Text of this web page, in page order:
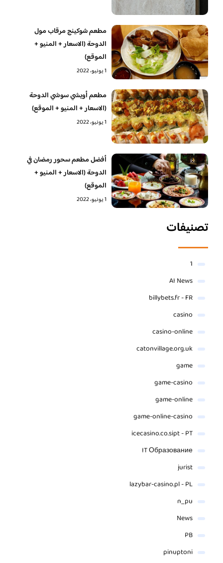
مطعم شوكينج مرقاب مول
الدوحة (الاسعار + المنيو +
الموقع)
1 يونيو، 2022
مطعم أويشي سوشي الدوحة
(الاسعار + المنيو + الموقع)
1 يونيو، 2022
أفضل مطعم سحور رمضان في
الدوحة (الاسعار + المنيو +
الموقع)
1 يونيو، 2022
تصنيفات
1
AI News
billybets.fr - FR
casino
casino-online
catonvillage.org.uk
game
game-casino
game-online
game-online-casino
icecasino.co.sipt - PT
IT Образование
jurist
lazybar-casino.pl - PL
n_pu
News
PB
pinuptoni